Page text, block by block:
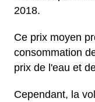
2018.
Ce prix moyen
consommation
prix de l'eau et
Cependant, la